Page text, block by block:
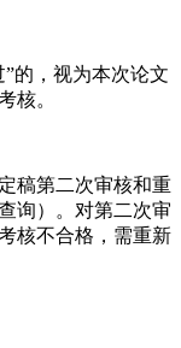
，视为本次论文
核。
稿第二次审核和重
询）。对第二次审
核不合格，需重新